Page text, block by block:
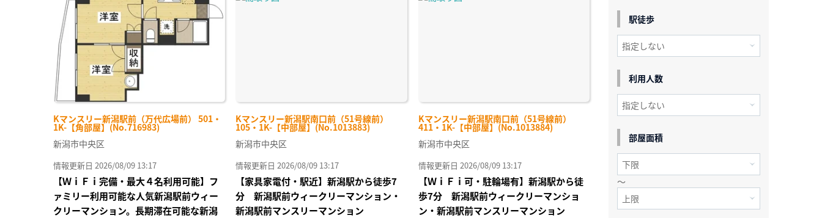
Kマンスリー新潟駅前（万代広場前） 501・
1K-【角部屋】(No.716983)
り登
録
新潟市中央区
情報更新日 2026/08/09 13:17
【ＷｉＦｉ完備・最大４名利用可能】フ
ァミリー利用可能な人気新潟駅前ウィー
クリーマンション。長期滞在可能な新潟
Kマンスリー新潟駅南口前（51号線前）
105・1K-【中部屋】(No.1013883)
新潟市中央区
情報更新日 2026/08/09 13:17
【家具家電付・駅近】新潟駅から徒歩7
分 新潟駅前ウィークリーマンション・
新潟駅前マンスリーマンション
Kマンスリー新潟駅南口前（51号線前）
411・1K-【中部屋】(No.1013884)
新潟市中央区
情報更新日 2026/08/09 13:17
【ＷｉＦｉ可・駐輪場有】新潟駅から徒
歩7分 新潟駅前ウィークリーマンショ
ン・新潟駅前マンスリーマンション
駅徒歩
利用人数
部屋面積
～